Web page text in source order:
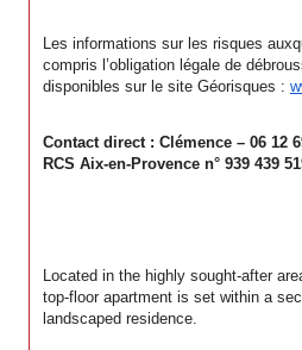
Les informations sur les risques
compris l’obligation légale de
disponibles sur le site Géorisques :
Contact direct : Clémence – 06 12
RCS Aix-en-Provence n° 939 439
Located in the highly sought-after
top-floor apartment is set within a
landscaped residence.